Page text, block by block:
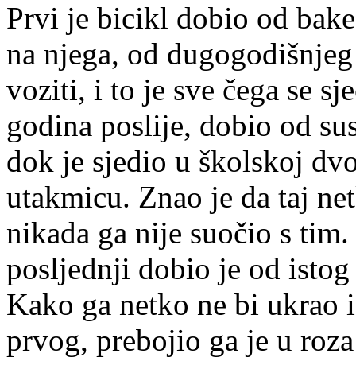
Prvi je bicikl dobio od
na njega, od
voziti, i to je sve čega se
godina poslije, dobio od
dok je sjedio u školskoj
utakmicu. Znao je da taj
nikada ga nije suočio s
posljednji dobio je od
Kako ga netko ne bi ukrao
prvog, prebojio ga je u